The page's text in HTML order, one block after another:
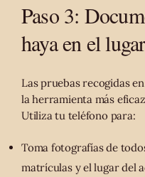
Paso 3:
haya en el
Las pruebas recogidas
la herramienta más
Utiliza tu teléfono para:
Toma fotografías de
matrículas y el lugar del